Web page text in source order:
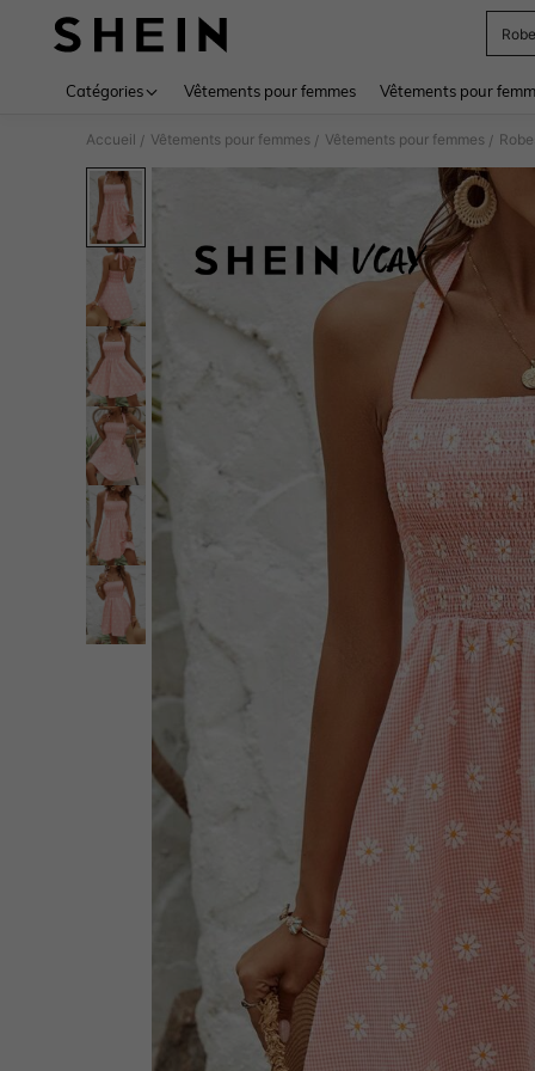
Catégories Vêtements pour femmes Vêtements pour
Accueil / Vêtements pour femmes / Vêtements pour femmes /